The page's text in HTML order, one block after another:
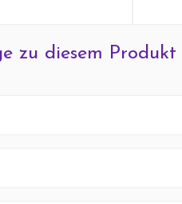
zu diesem Produkt